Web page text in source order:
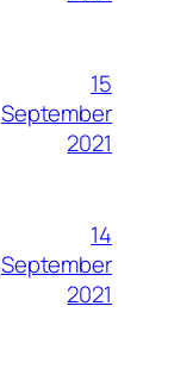
15
September
2021
14
September
2021